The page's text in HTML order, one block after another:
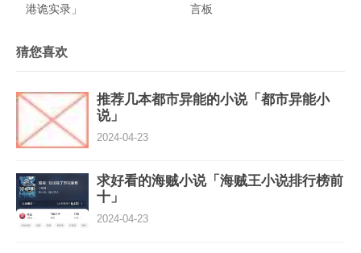
港诡实录」
言板
猜您喜欢
推荐几本都市异能的小说「都市异能小
说」
2024-04-23
求好看的海贼小说「海贼王小说排行榜前
十」
2024-04-23